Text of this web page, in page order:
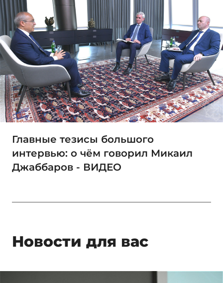
Главные тезисы большого
интервью: о чём говорил Микаил
Джаббаров - ВИДЕО
Новости для вас